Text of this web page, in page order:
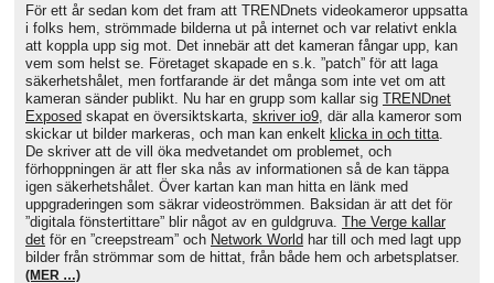
För ett år sedan kom det fram att TRENDnets videokameror uppsatta
i folks hem, strömmade bilderna ut på internet och var relativt enkla
att koppla upp sig mot. Det innebär att det kameran fångar upp, kan
vem som helst se. Företaget skapade en s.k. ”patch” för att laga
säkerhetshålet, men fortfarande är det många som inte vet om att
kameran sänder publikt. Nu har en grupp som kallar sig TRENDnet
Exposed skapat en översiktskarta, skriver io9 , där alla kameror som
skickar ut bilder markeras, och man kan enkelt klicka in och titta
De skriver att de vill öka medvetandet om problemet, och
förhoppningen är att fler ska nås av informationen så de kan täppa
igen säkerhetshålet. Över kartan kan man hitta en länk med
uppgraderingen som säkrar videoströmmen. Baksidan är att det för
”digitala fönstertittare” blir något av en guldgruva. The Verge kallar
det för en ”creepstream” och Network World har till och med lagt upp
bilder från strömmar som de hittat, från både hem och arbetsplatser.
(MER …)